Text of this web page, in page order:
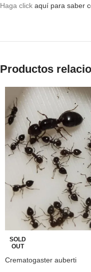
Haga click aquí para saber
Productos
SOLD
OUT
Crematogaster auberti